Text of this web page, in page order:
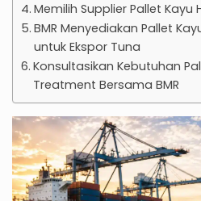
Memilih Supplier Pallet
BMR Menyediakan Pallet
untuk Ekspor Tuna
Konsultasikan Kebutuhan
Treatment Bersama BMR